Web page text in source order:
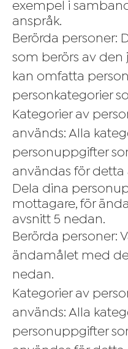
exempel i
anspråk.
Berörda personer:
som berörs av den
kan omfatta
personkategorier
Kategorier av
används: Alla
personuppgifter
användas för detta
Dela dina
mottagare, för
avsnitt 5 nedan.
Berörda personer:
ändamålet med
nedan.
Kategorier av
används: Alla
personuppgifter